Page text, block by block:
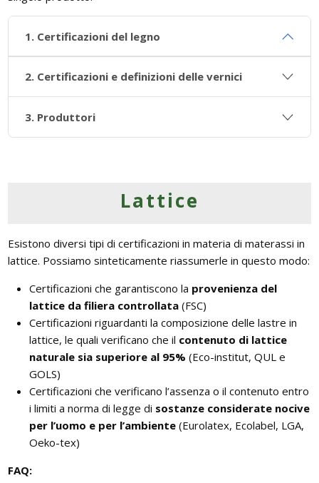
1. Certificazioni del legno
2. Certificazioni e definizioni delle vernici
3. Produttori
Lattice
Esistono diversi tipi di certificazioni in materia di materassi in
lattice. Possiamo sinteticamente riassumerle in questo modo:
Certificazioni che garantiscono la provenienza del
lattice da filiera controllata (FSC)
Certificazioni riguardanti la composizione delle lastre in
lattice, le quali verificano che il contenuto di lattice
naturale sia superiore al 95% (Eco-institut, QUL e
GOLS)
Certificazioni che verificano l’assenza o il contenuto entro
i limiti a norma di legge di sostanze considerate nocive
per l’uomo e per l’ambiente (Eurolatex, Ecolabel, LGA,
Oeko-tex)
FAQ: